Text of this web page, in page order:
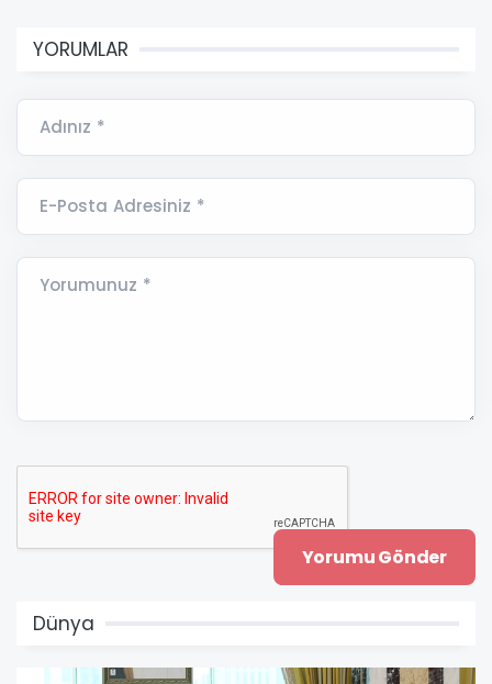
YORUMLAR
Adınız *
E-Posta Adresiniz *
Yorumunuz *
Dünya